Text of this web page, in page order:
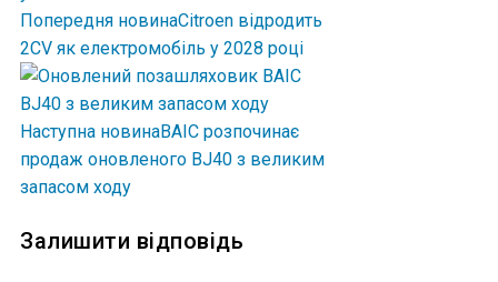
Попередня новинаCitroen відродить
2CV як електромобіль у 2028 році
Наступна новинаBAIC розпочинає
продаж оновленого BJ40 з великим
запасом ходу
Залишити відповідь